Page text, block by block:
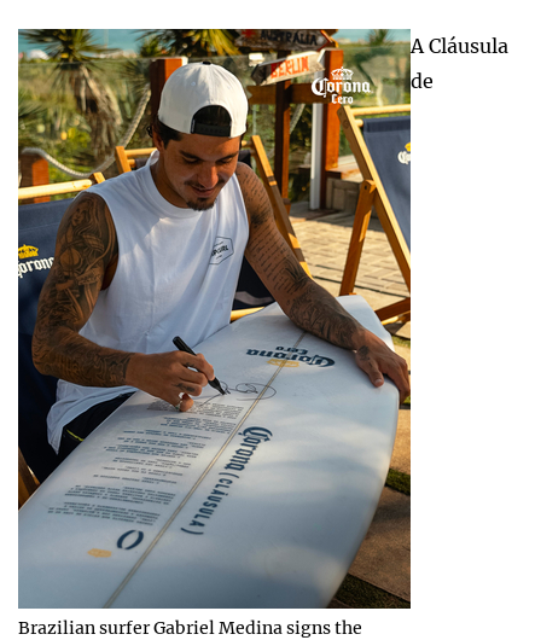
Brazilian surfer Gabriel Medina signs the
A Cláusula
de